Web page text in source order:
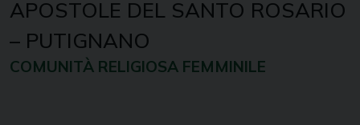
APOSTOLE DEL SANTO ROSARIO
– PUTIGNANO
COMUNITÀ RELIGIOSA FEMMINILE